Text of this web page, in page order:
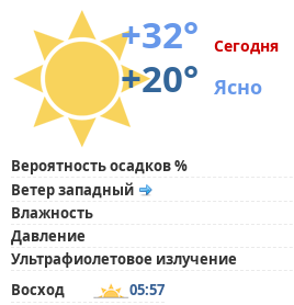
+32°
+20°
Сегодня
Ясно
Вероятность осадков %
Ветер западный
Влажность
Давление
Ультрафиолетовое излучение
Восход
05:57